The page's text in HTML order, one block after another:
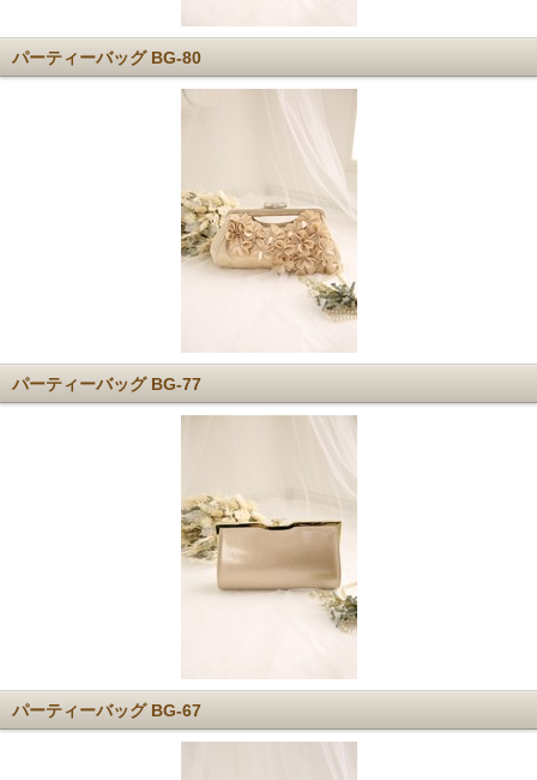
パーティーバッグ BG-80
パーティーバッグ BG-77
パーティーバッグ BG-67